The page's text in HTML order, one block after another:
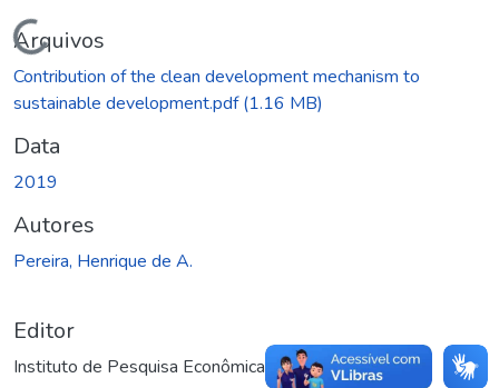
Carregando...
Arquivos
Contribution of the clean development mechanism to
sustainable development.pdf(1.16 MB)
Data
2019
Autores
Pereira, Henrique de A.
Editor
Instituto de Pesquisa Econômica Aplicada (Ipea)